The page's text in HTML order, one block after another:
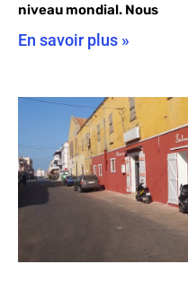
niveau mondial. Nous
En savoir plus »